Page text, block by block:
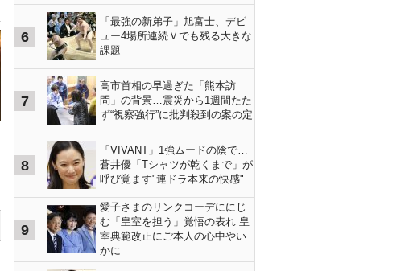
6
「最強の新弟子」旭富士、デビ
ュー4場所連続Ｖでも残る大きな
課題
7
高市首相の早過ぎた「熊本訪
問」の背景…震災から1週間たた
ず“視察強行”に批判殺到の案の定
8
「VIVANT」1強ムードの陰で…
蒼井優「Tシャツが乾くまで」が
呼び覚ます"連ドラ本来の快感"
9
愛子さまのリンクコーデににじ
む「皇室を担う」覚悟の表れ 皇
室典範改正にご本人の心中やい
かに